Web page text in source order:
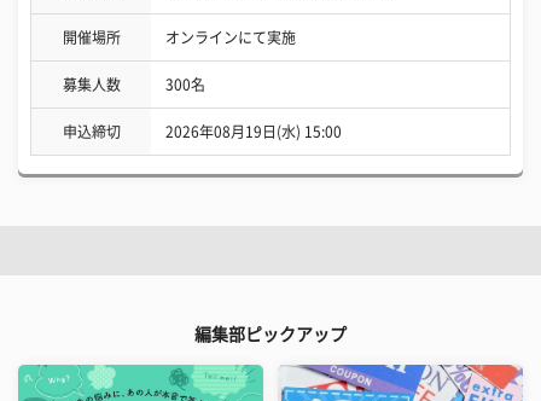
開催場所 オンラインにて実施
募集人数 300名
申込締切 2026年08月19日(水) 15:00
編集部ピックアップ